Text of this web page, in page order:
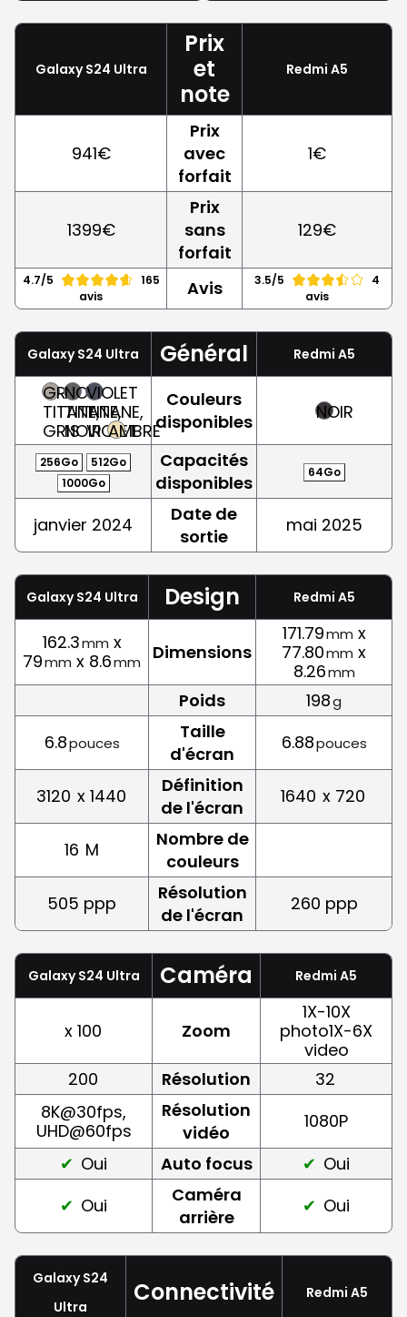
Galaxy S24 Ultra
Prix
et
note
Redmi A5
941€
Prix
avec
forfait
1€
1399€
Prix
sans
forfait
129€
4.7/5
165
avis
Avis 3.5/5
4
avis
Galaxy S24 Ultra Général Redmi A5
GRIS
TITANE,
GRIS
NOIR
TITANE,
NOIR
VIOLET
TITANE,
VIOLET
AMBRE
Couleurs
disponibles
NOIR
256Go
512Go
1000Go
Capacités
disponibles
64Go
janvier 2024
Date de
sortie
mai 2025
Galaxy S24 Ultra Design Redmi A5
162.3mm x
79mm x 8.6mm Dimensions
171.79mm x
77.80mm x
8.26mm
Poids 198g
6.8pouces
Taille
d'écran
6.88pouces
3120 x 1440
Définition
de l'écran
1640 x 720
16 M
Nombre de
couleurs
505 ppp
Résolution
de l'écran
260 ppp
Galaxy S24 Ultra Caméra Redmi A5
x 100 Zoom
1X-10X
photo1X-6X
video
200
Résolution
32
8K@30fps,
UHD@60fps
Résolution
vidéo
1080P
Oui
Auto focus
Oui
Oui
Caméra
arrière
Oui
Galaxy S24
Ultra
Connectivité Redmi A5